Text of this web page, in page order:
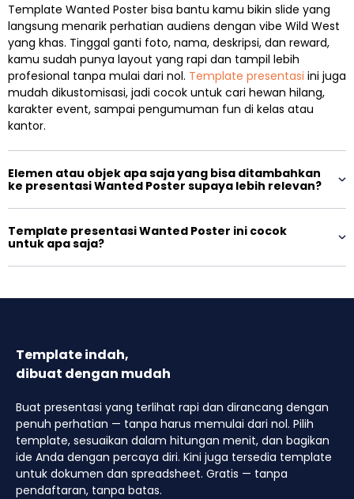
Template Wanted Poster bisa bantu kamu bikin slide yang
langsung menarik perhatian audiens dengan vibe Wild West
yang khas. Tinggal ganti foto, nama, deskripsi, dan reward,
kamu sudah punya layout yang rapi dan tampil lebih
profesional tanpa mulai dari nol. Template presentasi ini juga
mudah dikustomisasi, jadi cocok untuk cari hewan hilang,
karakter event, sampai pengumuman fun di kelas atau
kantor.
Elemen atau objek apa saja yang bisa ditambahkan
ke presentasi Wanted Poster supaya lebih relevan?
Template presentasi Wanted Poster ini cocok
untuk apa saja?
Template indah,
dibuat dengan mudah
Buat presentasi yang terlihat rapi dan dirancang dengan
penuh perhatian — tanpa harus memulai dari nol. Pilih
template, sesuaikan dalam hitungan menit, dan bagikan
ide Anda dengan percaya diri. Kini juga tersedia template
untuk dokumen dan spreadsheet. Gratis — tanpa
pendaftaran, tanpa batas.